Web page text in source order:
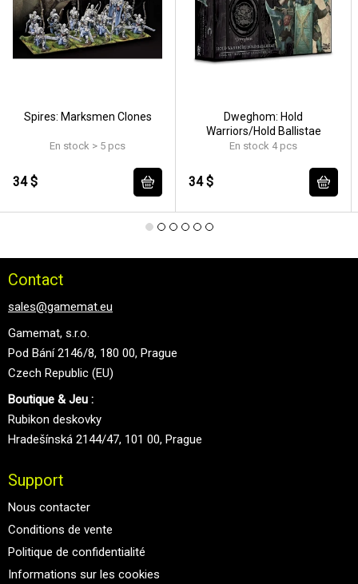
Spires: Marksmen Clones
En stock > 5 pcs
34 $
Dweghom: Hold
Warriors/Hold Ballistae
En stock 4 pcs
34 $
Contact
sales@gamemat.eu
Gamemat, s.r.o.
Pod Bání 2146/8, 180 00, Prague
Czech Republic (EU)
Boutique & Jeu :
Rubikon deskovky
Hradešínská 2144/47, 101 00, Prague
Support
Nous contacter
Conditions de vente
Politique de confidentialité
Informations sur les cookies